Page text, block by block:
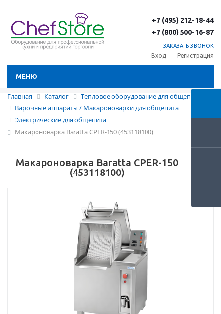
+7 (495) 212-18-44
+7 (800) 500-16-87
ЗАКАЗАТЬ ЗВОНОК
Вход Регистрация
МЕНЮ
Главная Каталог
Тепловое оборудование для общепита
Варочные аппараты / Макароноварки для общепита
Электрические для общепита
Макароноварка Baratta CPER-150 (453118100)
Макароноварка Baratta CPER-150
(453118100)